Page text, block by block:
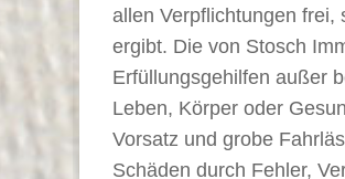
allen Verpflichtungen frei,
ergibt. Die von Stosch
Erfüllungsgehilfen außer
Leben, Körper oder
Vorsatz und grobe
Schäden durch Fehler,